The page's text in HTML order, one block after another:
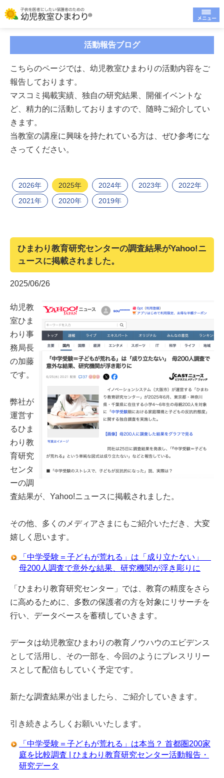
活動報告ブログ
こちらのページでは、幼児教室ひまわりの活動内容をご
報告しております。
マスコミ掲載実績、独自の研究結果、開催イベントな
ど、精力的に活動しておりますので、随時ご紹介してい
きます。
当教室の講座に興味を持たれている方は、ぜひ参考にな
さってください。
2026年 2025年 2024年 2023年
2022年
2021年
2020年 2019年
ひまわり教育研究センターの調査結果がYahoo!ニ
ュースに掲載されました。
2025/06/26
幼児教
室ひま
わり事
務局長
の加藤
です。
弊社が
運営す
るひま
わり教
育研究
センタ
ーの調
査結果が、Yahoo!ニュースに掲載されました。
その他、多くのメディアさまにもご紹介いただき、大変
嬉しく思います。
「中学受験＝子どもが荒れる」は「成り立たない」
母200人調査で意外な結果、研究機関が浮き彫りに
「ひまわり教育研究センター」では、教育の精度をさら
に高めるために、多数の保護者の方を対象にリサーチを
行い、データベースを蓄積していきます。
データは幼児教室ひまわりの教育ノウハウのエビデンス
として活用し、その一部を、今回のようにプレスリリー
スとして配信もしていく予定です。
新たな調査結果が出ましたら、ご紹介していきます。
引き続きよろしくお願いいたします。
「中学受験＝子どもが荒れる」は本当？ 首都圏200家
庭を比較調査 | ひまわり教育研究センター活動報告・
研究データ